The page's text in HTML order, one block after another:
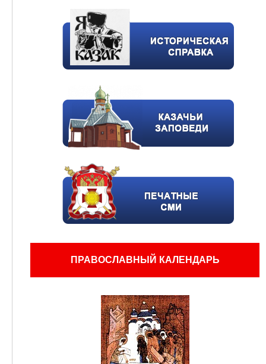
ПРАВОСЛАВНЫЙ КАЛЕНДАРЬ